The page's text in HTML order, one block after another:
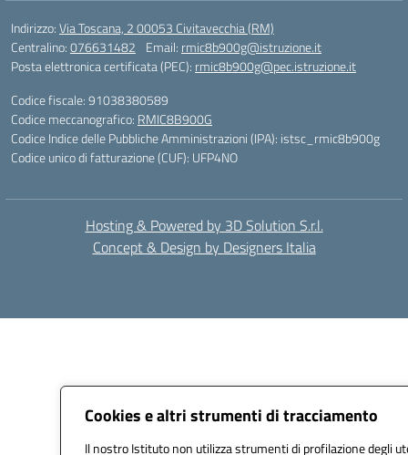
Cookies e altri strumenti di tracciamento
Il nostro Istituto non utilizza strumenti di profilazione degli
Indirizzo:Via Toscana, 2 00053 Civitavecchia (RM)
Centralino:076631482 Email: rmic8b900g@istruzione.it
Posta elettronica certificata (PEC): rmic8b900g@pec.istruzione.it
Codice fiscale: 91038380589
Codice meccanografico: RMIC8B900G
Codice Indice delle Pubbliche Amministrazioni (IPA): istsc_rmic8b900g
Codice unico di fatturazione (CUF): UFP4NO
Hosting & Powered by 3D Solution S.r.l.
Concept & Design by Designers Italia